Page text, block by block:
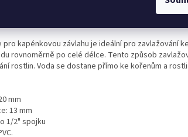
kapénkovou závlahu je ideální pro zavlažování
rovnoměrně po celé délce. Tento způsob
rostlin. Voda se dostane přímo ke kořenům a
mm
13 mm
1/2" spojku